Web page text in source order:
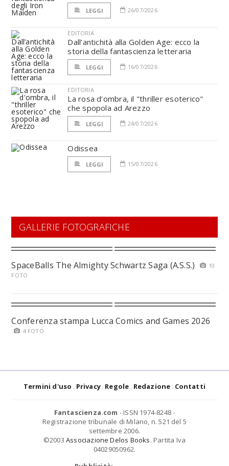
LEGGI 26/07/2026
EDITORIA
Dall’antichità alla Golden Age: ecco la
storia della fantascienza letteraria
LEGGI 16/07/2026
EDITORIA
La rosa d'ombra, il "thriller esoterico"
che spopola ad Arezzo
LEGGI 24/07/2026
Odissea
LEGGI 15/07/2026
GALLERIE FOTOGRAFICHE
SpaceBalls The Almighty Schwartz Saga (A.S.S.)
10
FOTO
Conferenza stampa Lucca Comics and Games 2026
4 FOTO
Termini d'uso Privacy Regole Redazione Contatti
Fantascienza.com - ISSN 1974-8248 -
Registrazione tribunale di Milano, n. 521 del 5
settembre 2006.
©2003 Associazione Delos Books. Partita Iva
04029050962.